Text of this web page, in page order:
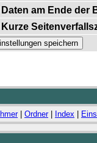
Daten am Ende der
Kurze
| Ordner| Index